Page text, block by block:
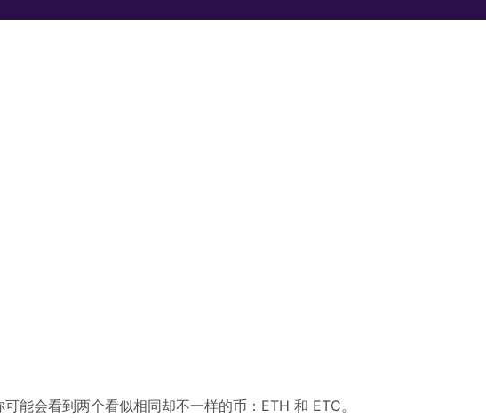
能会看到两个看似相同却不一样的币：ETH 和 ETC。